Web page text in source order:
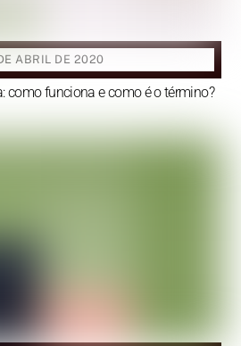
ABRIL DE 2020
como funciona e como é o término?